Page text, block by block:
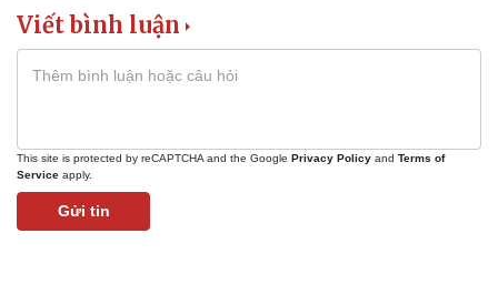
Viết bình luận
This site is protected by reCAPTCHA and the Google Privacy Policy and Terms of
Service apply.
Gửi tin